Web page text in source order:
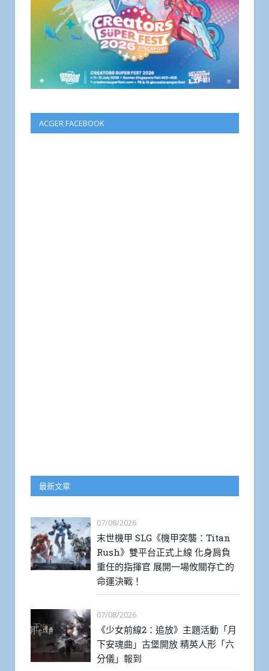
ACGER FACEBOOK
最新文章
07/08/2026
末世機甲 SLG《機甲突襲：Titan
Rush》雙平台正式上線 化身肩負
重任的指揮官 展開一場攸關存亡的
命運決戰！
07/08/2026
《少女前線2：追放》主題活動「月
下安魂曲」古堡開放 精英人形「六
分儀」報到